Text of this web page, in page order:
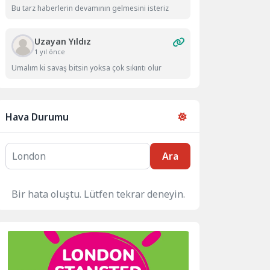
Bu tarz haberlerin devamının gelmesini isteriz
Uzayan Yıldız
1 yıl önce
Umalım ki savaş bitsin yoksa çok sıkıntı olur
Hava Durumu
Ara
Bir hata oluştu. Lütfen tekrar deneyin.